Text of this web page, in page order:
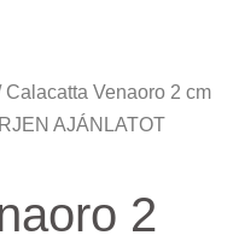
Calacatta Venaoro 2 cm
AJÁNLATOT
2